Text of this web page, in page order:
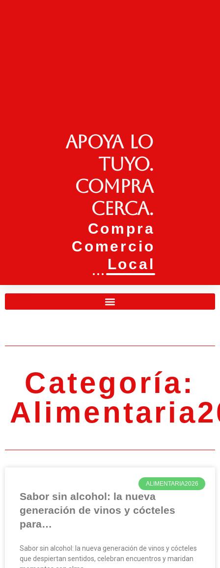
Apoya lo
tuyo.
Compra
cerca.
Compra
Comercio
Local
Categoría:
ALIMENTARIA2026
Sabor sin alcohol: la nueva
generación de vinos y cócteles
para…
Sabor sin alcohol: la nueva generación de vinos y cócteles
que despiertan sentidos, celebran encuentros y maridan